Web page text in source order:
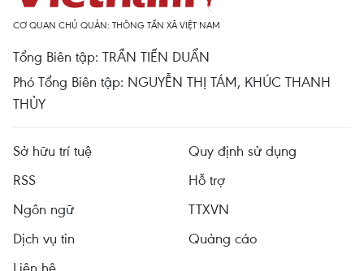
CƠ QUAN CHỦ QUẢN: THÔNG TẤN XÃ VIỆT NAM
Tổng Biên tập: TRẦN TIẾN DUẨN
Phó Tổng Biên tập: NGUYỄN THỊ TÁM, KHÚC THANH
THỦY
Sở hữu trí tuệ
Quy định sử dụng
RSS
Hỗ trợ
Ngôn ngữ
TTXVN
Dịch vụ tin
Quảng cáo